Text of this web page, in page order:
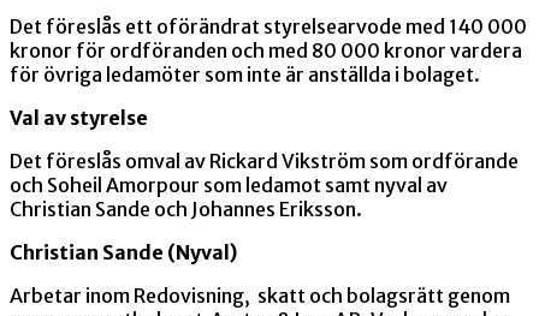
Det föreslås ett oförändrat styrelsearvode med 140 000
kronor för ordföranden och med 80 000 kronor vardera
för övriga ledamöter som inte är anställda i bolaget.
Val av styrelse
Det föreslås omval av Rickard Vikström som ordförande
och Soheil Amorpour som ledamot samt nyval av
Christian Sande och Johannes Eriksson.
Christian Sande (Nyval)
Arbetar inom Redovisning, skatt och bolagsrätt genom